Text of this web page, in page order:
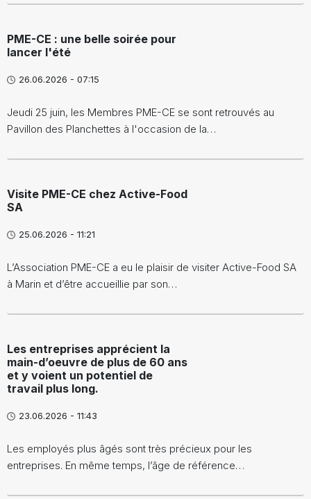
PME-CE : une belle soirée pour
lancer l'été
26.06.2026 - 07:15
Jeudi 25 juin, les Membres PME-CE se sont retrouvés au
Pavillon des Planchettes à l'occasion de la…
Visite PME-CE chez Active-Food
SA
25.06.2026 - 11:21
L’Association PME-CE a eu le plaisir de visiter Active-Food SA
à Marin et d’être accueillie par son…
Les entreprises apprécient la
main-d’oeuvre de plus de 60 ans
et y voient un potentiel de
travail plus long.
23.06.2026 - 11:43
Les employés plus âgés sont très précieux pour les
entreprises. En même temps, l’âge de référence…